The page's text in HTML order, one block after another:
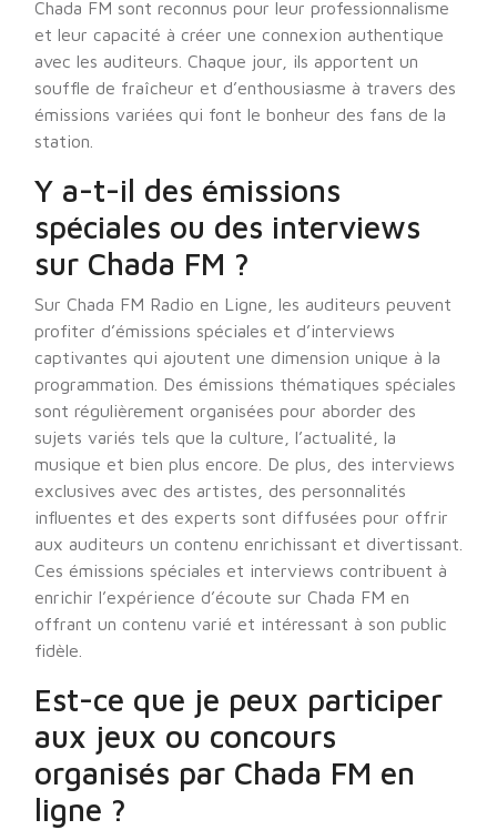
Chada FM sont reconnus pour leur professionnalisme
et leur capacité à créer une connexion authentique
avec les auditeurs. Chaque jour, ils apportent un
souffle de fraîcheur et d’enthousiasme à travers des
émissions variées qui font le bonheur des fans de la
station.
Y a-t-il des émissions
spéciales ou des interviews
sur Chada FM ?
Sur Chada FM Radio en Ligne, les auditeurs peuvent
profiter d’émissions spéciales et d’interviews
captivantes qui ajoutent une dimension unique à la
programmation. Des émissions thématiques spéciales
sont régulièrement organisées pour aborder des
sujets variés tels que la culture, l’actualité, la
musique et bien plus encore. De plus, des interviews
exclusives avec des artistes, des personnalités
influentes et des experts sont diffusées pour offrir
aux auditeurs un contenu enrichissant et divertissant.
Ces émissions spéciales et interviews contribuent à
enrichir l’expérience d’écoute sur Chada FM en
offrant un contenu varié et intéressant à son public
fidèle.
Est-ce que je peux participer
aux jeux ou concours
organisés par Chada FM en
ligne ?